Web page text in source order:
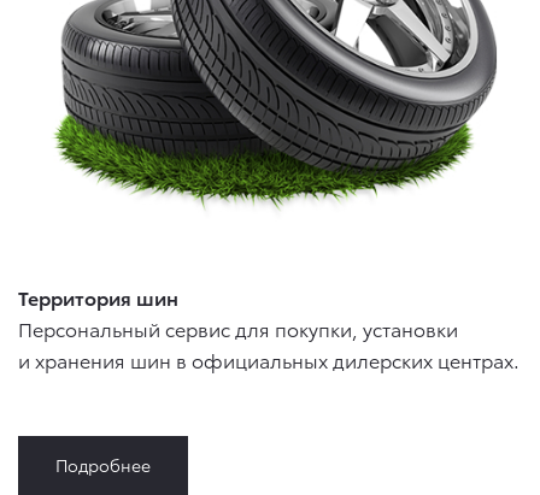
Территория шин
Персональный сервис для покупки, установки
и хранения шин в официальных дилерских центрах.
Подробнее